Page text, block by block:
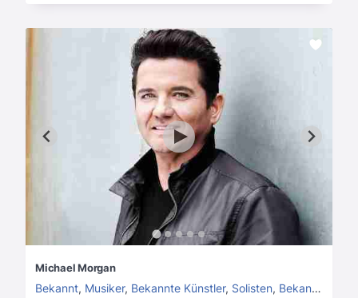
Michael Morgan
Bekannt, Musiker, Bekannte Künstler, Solisten, Bekannte Sänger